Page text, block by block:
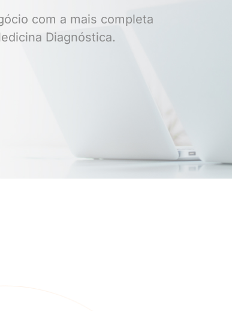
com a mais completa
Diagnóstica.